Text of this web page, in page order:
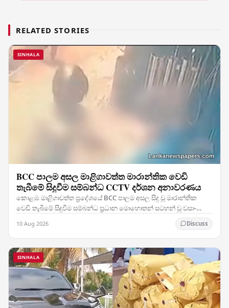
RELATED STORIES
SINHALA
BCC පාලම අසල මාළිගාවත්ත මාරාන්තික වෙඩි
තැබීමේ සිදුවීම සම්බන්ධ CCTV දර්ශන අනාවරණය
කොළඹ මාළිගාවත්ත ප්‍රදේශයේ BCC පාලම අසල සිදු වූ මාරාන්තික
වෙඩි තැබීමේ සිදුවීම සම්බන්ධ ප්‍රධාන මොහොතන් සටහන් වූ වසා-
10 Aug 2026 Discuss
SINHALA